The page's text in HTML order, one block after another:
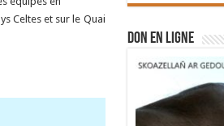
Celtes et sur le Quai
DON EN LIGNE